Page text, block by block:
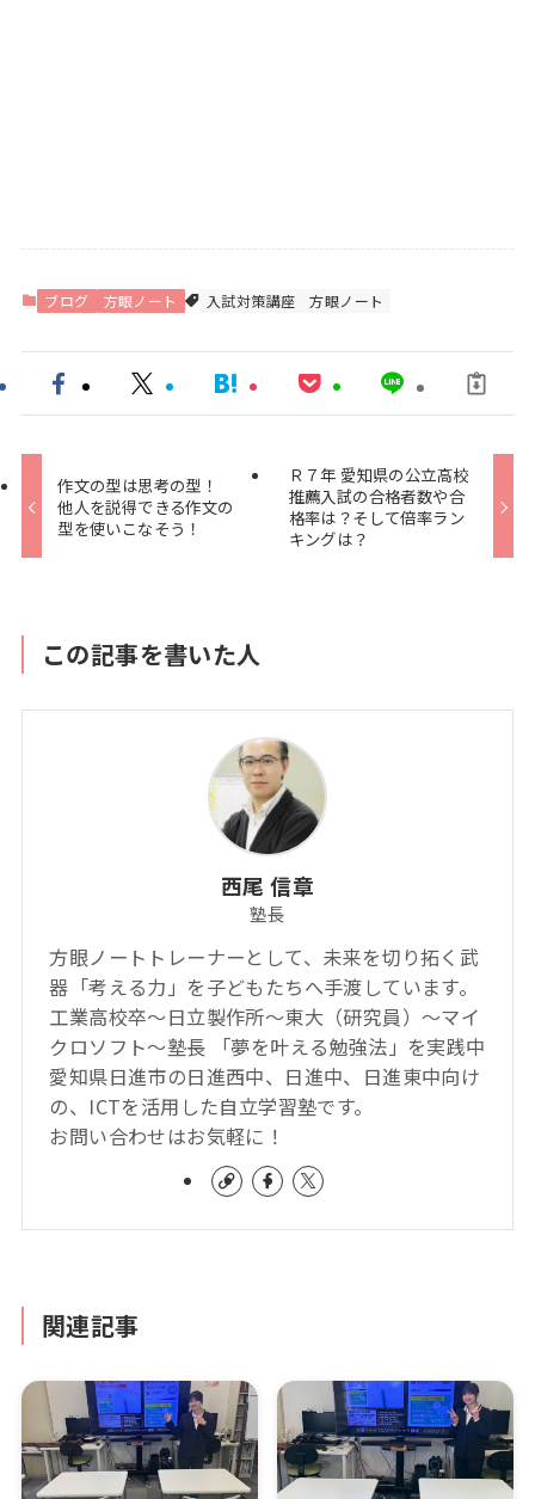
ブログ 方眼ノート 入試対策講座 方眼ノート
作文の型は思考の型！
他人を説得できる作文の
型を使いこなそう！
Ｒ７年 愛知県の公立高校
推薦入試の合格者数や合
格率は？そして倍率ラン
キングは？
この記事を書いた人
西尾 信章
塾長
方眼ノートトレーナーとして、未来を切り拓く武
器「考える力」を子どもたちへ手渡しています。
工業高校卒～日立製作所～東大（研究員）～マイ
クロソフト～塾長 「夢を叶える勉強法」を実践中
愛知県日進市の日進西中、日進中、日進東中向け
の、ICTを活用した自立学習塾です。
お問い合わせはお気軽に！
関連記事